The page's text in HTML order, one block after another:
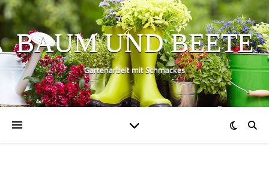
BAUM UND BEETE
Gartenarbeit mit Schmackes